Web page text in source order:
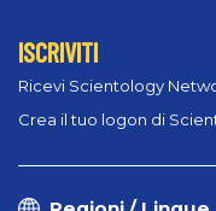
ISCRIVITI
Ricevi Scientology
Crea il tuo logon di